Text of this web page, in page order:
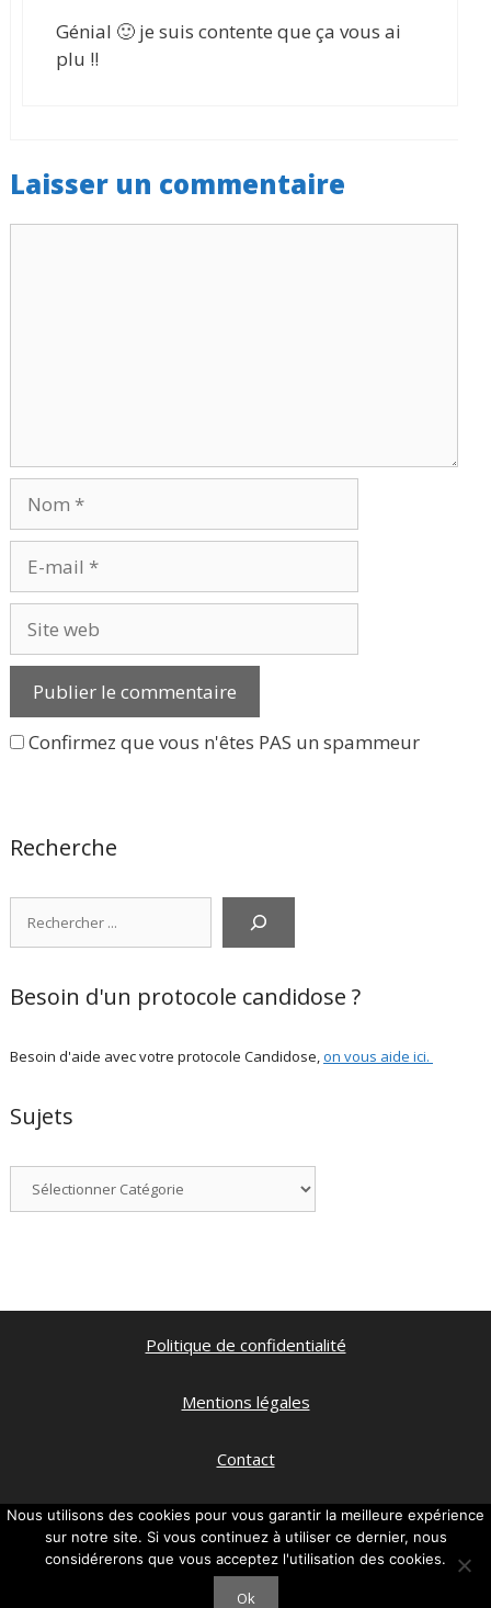
Génial 🙂 je suis contente que ça vous ai
plu !!
Laisser un commentaire
mail
web
Confirmez que vous n'êtes PAS un spammeur
Recherche
Besoin d'un protocole candidose ?
Besoin d'aide avec votre protocole Candidose,on vous aide ici.
Sujets
Politique de confidentialité
Mentions légales
Contact
Qui suis je ?
Ma chaine Youtube
Nous utilisons des cookies pour vous garantir la meilleure expérience
sur notre site. Si vous continuez à utiliser ce dernier, nous
considérerons que vous acceptez l'utilisation des cookies.
Ok